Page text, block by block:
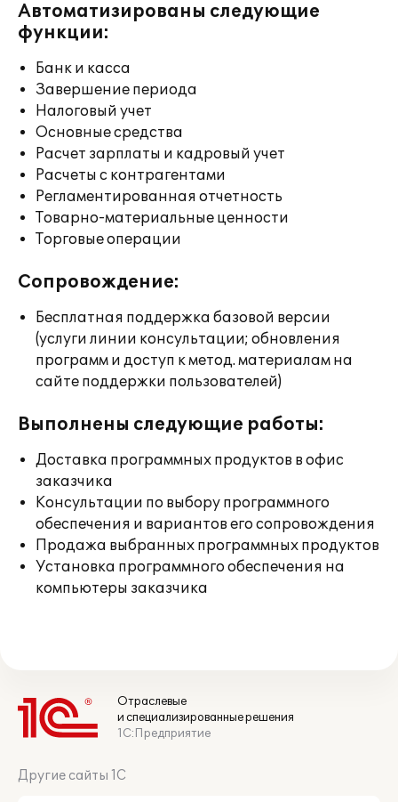
Автоматизированы следующие
функции:
Банк и касса
Завершение периода
Налоговый учет
Основные средства
Расчет зарплаты и кадровый учет
Расчеты с контрагентами
Регламентированная отчетность
Товарно-материальные ценности
Торговые операции
Сопровождение:
Бесплатная поддержка базовой версии
(услуги линии консультации; обновления
программ и доступ к метод. материалам на
сайте поддержки пользователей)
Выполнены следующие работы:
Доставка программных продуктов в офис
заказчика
Консультации по выбору программного
обеспечения и вариантов его сопровождения
Продажа выбранных программных продуктов
Установка программного обеспечения на
компьютеры заказчика
Отраслевые
и специализированные решения
1С:Предприятие
Другие сайты 1С